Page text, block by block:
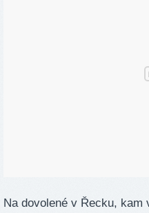
Na dovolené v Řecku,